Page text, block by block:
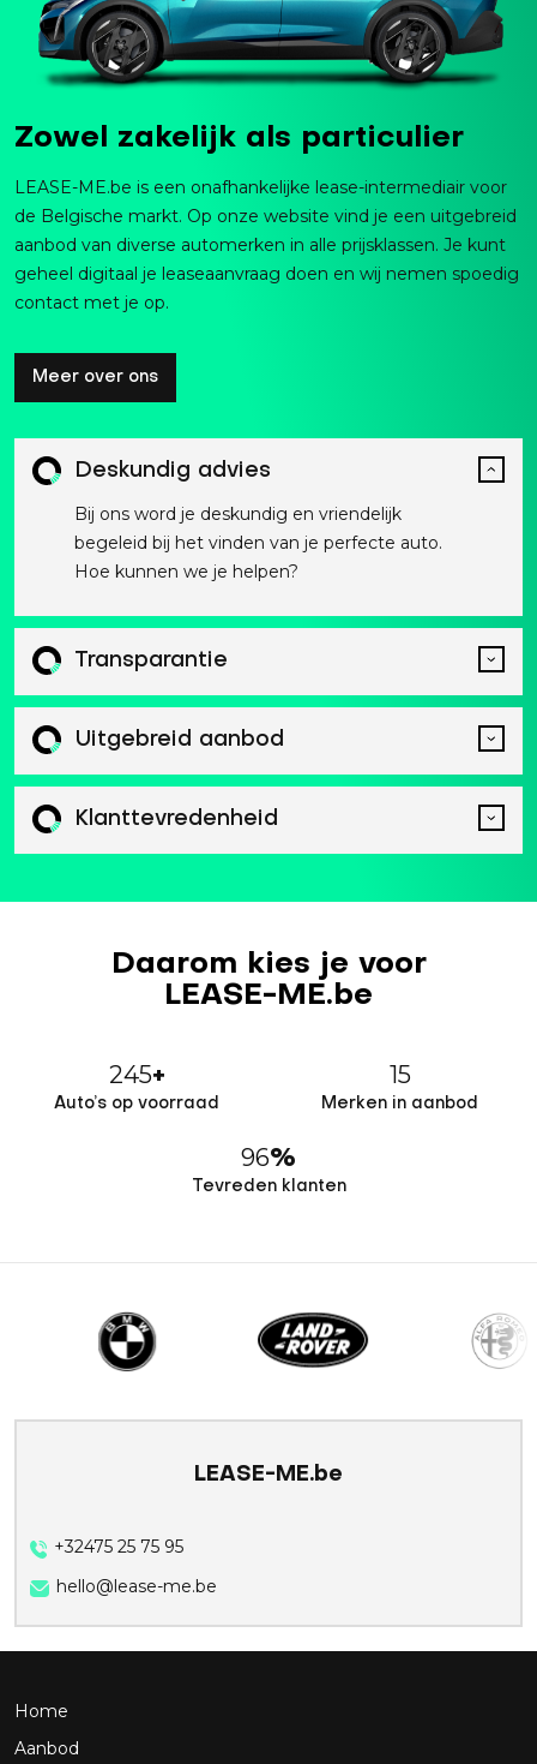
Zowel zakelijk als particulier
LEASE-ME.be is een onafhankelijke lease-intermediair voor
de Belgische markt. Op onze website vind je een uitgebreid
aanbod van diverse automerken in alle prijsklassen. Je kunt
geheel digitaal je leaseaanvraag doen en wij nemen spoedig
contact met je op.
Meer over ons
Deskundig advies
Bij ons word je deskundig en vriendelijk
begeleid bij het vinden van je perfecte auto.
Hoe kunnen we je helpen?
Transparantie
Uitgebreid aanbod
Klanttevredenheid
Daarom kies je voor
LEASE-ME.be
245+
Auto’s op voorraad
15
Merken in aanbod
96%
Tevreden klanten
LEASE-ME.be
+32475 25 75 95
hello@lease-me.be
Home
Aanbod